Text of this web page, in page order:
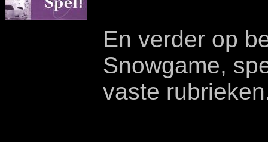
En verder op
Snowgame,
vaste